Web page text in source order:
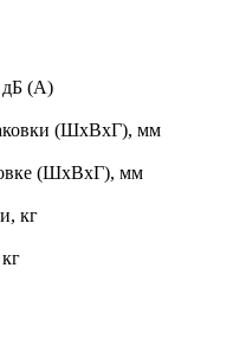
дБ (А)
(ШхВхГ), мм
(ШхВхГ), мм
кг